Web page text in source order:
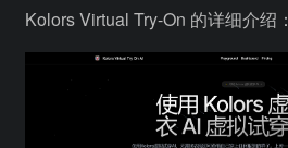
Kolors Virtual Try-On 的详细介绍：